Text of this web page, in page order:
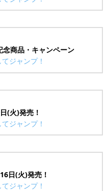
キ
ガーリックパスタ
メンチ弁当
商品・キャンペーン
ジャンプ！
カフェ カフェラテ各種 63
(火)発売！
ジャンプ！
メン
日(火)発売！
ジャンプ！